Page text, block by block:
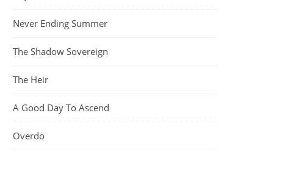
Never Ending Summer
The Shadow Sovereign
The Heir
A Good Day To Ascend
Overdo